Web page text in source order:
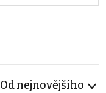
Od nejnovějšího